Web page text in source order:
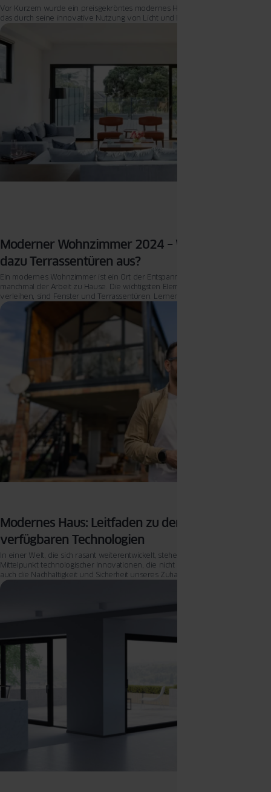
Vor Kurzem wurde ein preisgekröntes modernes Haus in Irland vorgestellt,
das durch seine innovative Nutzung von Licht und Raum beeindruckt.
Moderner Wohnzimmer 2024 – Wie wählt man
dazu Terrassentüren aus?
Ein modernes Wohnzimmer ist ein Ort der Entspannung, des Vergnügens und
manchmal der Arbeit zu Hause. Die wichtigsten Elemente, die ihm Stil
verleihen, sind Fenster und Terrassentüren. Lernen wir die besten Materialien
und Technologien für moderne Inneneinrichtungen kennen
Modernes Haus: Leitfaden zu den 2024
verfügbaren Technologien
In einer Welt, die sich rasant weiterentwickelt, stehen moderne Häuser im
Mittelpunkt technologischer Innovationen, die nicht nur den Komfort, sondern
auch die Nachhaltigkeit und Sicherheit unseres Zuhauses revolutionieren.